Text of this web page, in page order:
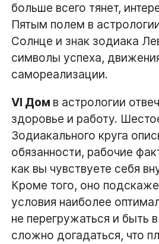
больше всего тянет,
Пятым полем в
Солнце и знак зодиака
символы успеха,
самореализации.
VI Дом в астрологии
здоровье и работу.
Зодиакального круга
обязанности, рабочие
как вы чувствуете себя
Кроме того, оно
условия наиболее
не перегружаться и быть
сложно догадаться, что